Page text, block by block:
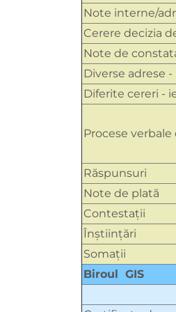
Note interne/
Cerere decizia
Note de
Diverse adrese -
Diferite cereri -
Procese
Răspunsuri
Note de plată
Contestații
Înștiințări
Somații
Biroul GIS